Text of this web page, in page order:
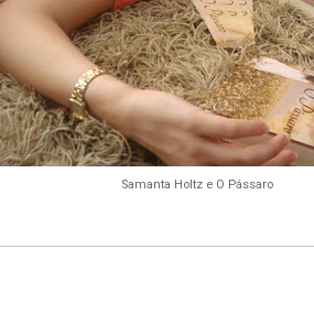
Samanta Holtz e O Pássaro